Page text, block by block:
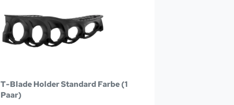
T-Blade Holder Standard Farbe (1
Paar)